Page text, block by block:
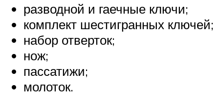
разводной и гаечные ключи;
комплект шестигранных ключей;
набор отверток;
нож;
пассатижи;
молоток.